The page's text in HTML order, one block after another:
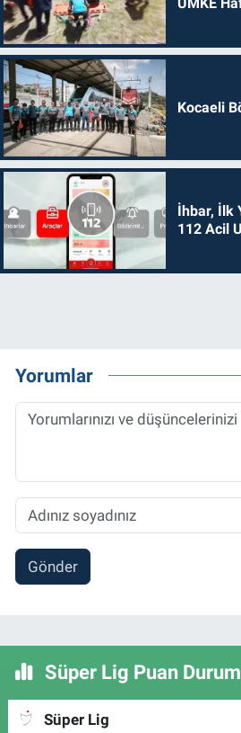
UMKE
Kocaeli
İhbar, İlk
112 Acil
Yorumlar
Gönder
Süper Lig Puan
Süper Lig